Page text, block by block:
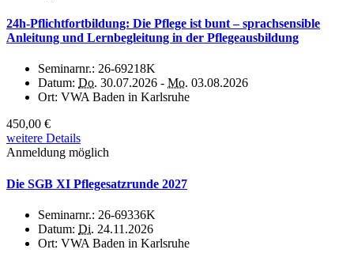
24h-Pflichtfortbildung: Die Pflege ist bunt – sprachsensible
Anleitung und Lernbegleitung in der Pflegeausbildung
Seminarnr.: 26-69218K
Datum: Do. 30.07.2026 - Mo. 03.08.2026
Ort: VWA Baden in Karlsruhe
450,00 €
weitere Details
Anmeldung möglich
Die SGB XI Pflegesatzrunde 2027
Seminarnr.: 26-69336K
Datum: Di. 24.11.2026
Ort: VWA Baden in Karlsruhe